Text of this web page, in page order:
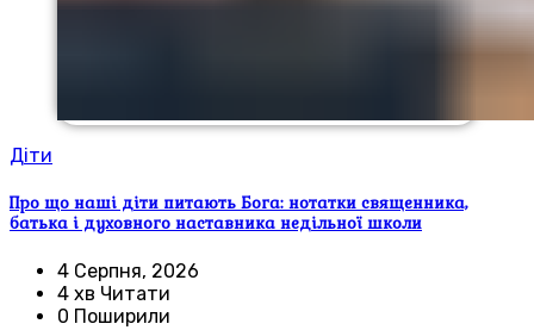
Діти
Про що наші діти питають Бога: нотатки священника,
батька і духовного наставника недільної школи
4 Серпня, 2026
4 хв Читати
0 Поширили